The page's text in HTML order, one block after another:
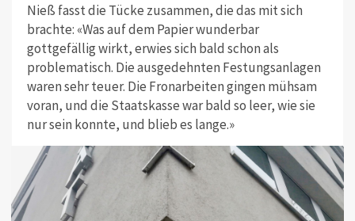
Nieß fasst die Tücke zusammen, die das mit sich
brachte: «Was auf dem Papier wunderbar
gottgefällig wirkt, erwies sich bald schon als
problematisch. Die ausgedehnten Festungsanlagen
waren sehr teuer. Die Fronarbeiten gingen mühsam
voran, und die Staatskasse war bald so leer, wie sie
nur sein konnte, und blieb es lange.»